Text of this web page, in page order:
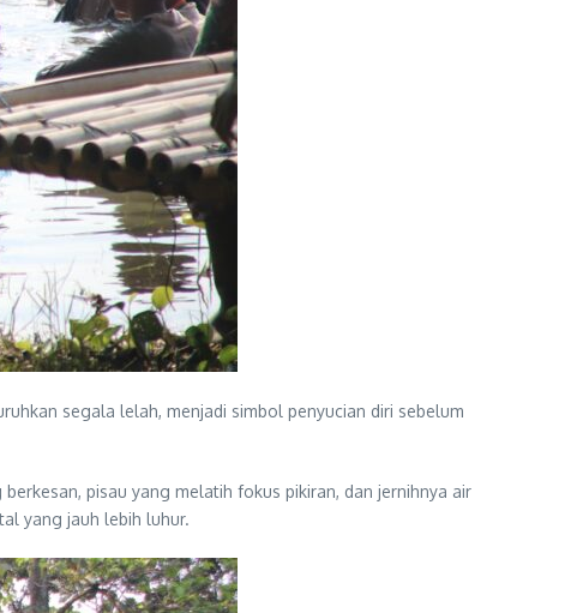
segala lelah, menjadi simbol penyucian diri sebelum
pisau yang melatih fokus pikiran, dan jernihnya air
yang jauh lebih luhur.